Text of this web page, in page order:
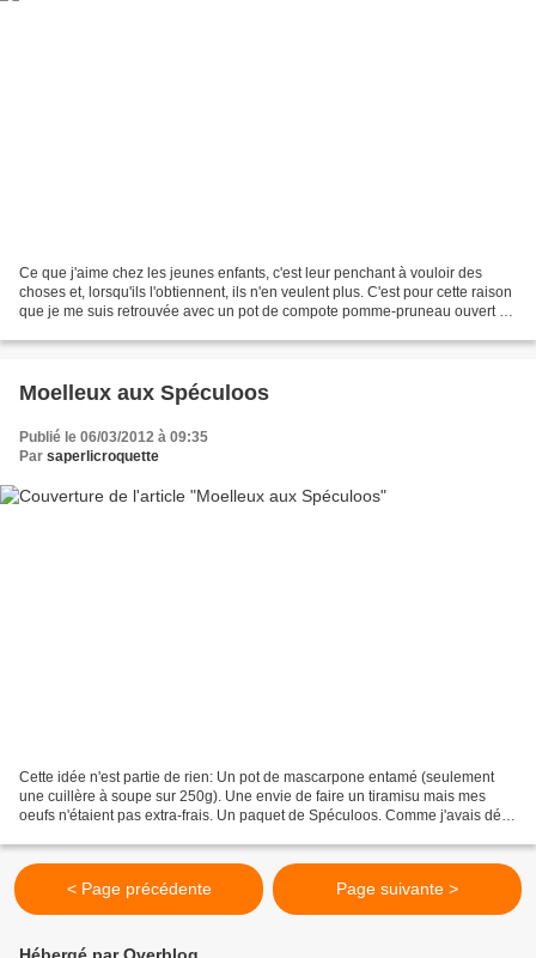
Ce que j'aime chez les jeunes enfants, c'est leur penchant à vouloir des
choses et, lorsqu'ils l'obtiennent, ils n'en veulent plus. C'est pour cette raison
que je me suis retrouvée avec un pot de compote pomme-pruneau ouvert et
Moelleux aux Spéculoos
Publié le 06/03/2012 à 09:35
Par saperlicroquette
Cette idée n'est partie de rien: Un pot de mascarpone entamé (seulement
une cuillère à soupe sur 250g). Une envie de faire un tiramisu mais mes
oeufs n'étaient pas extra-frais. Un paquet de Spéculoos. Comme j'avais déjà
< Page précédente Page suivante >